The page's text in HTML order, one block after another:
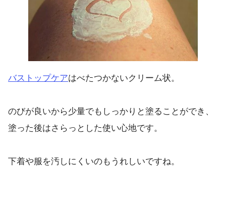
バストップケアはべたつかないクリーム状。
のびが良いから少量でもしっかりと塗ることができ、
塗った後はさらっとした使い心地です。
下着や服を汚しにくいのもうれしいですね。